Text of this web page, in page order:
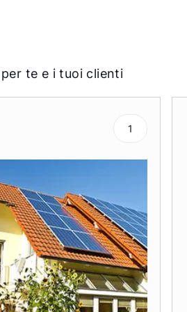
te e i tuoi clienti
1